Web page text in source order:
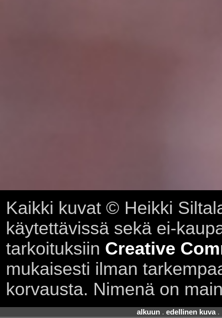
Kaikki kuvat © Heikki
käytettävissä sekä ei-
tarkoituksiin Creative
mukaisesti ilman
korvausta. Nimenä on
alkuun. edellinen kuva.